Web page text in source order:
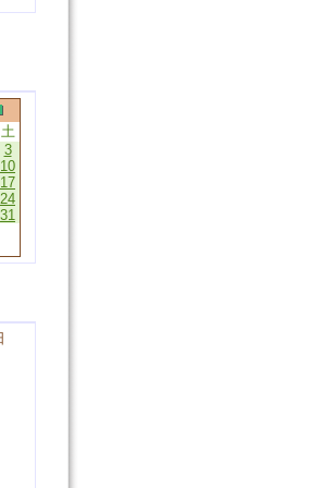
土
3
10
17
24
31